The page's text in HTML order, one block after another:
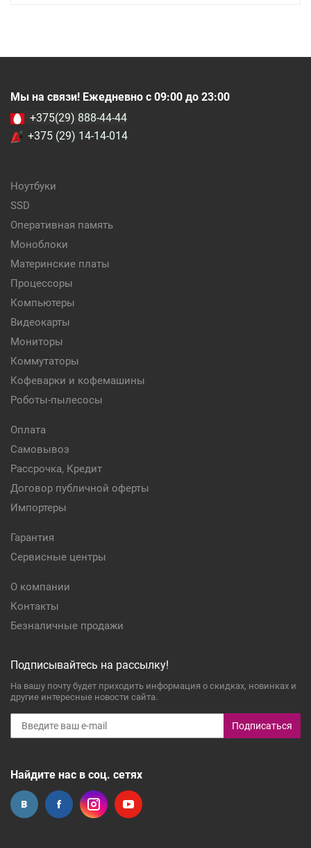
Мы на связи! Ежедневно с 09:00 до 23:00
+375(29) 888-44-44
+375 (29) 14-14-014
Ноутбуки
SSD
Оперативная память
Моноблоки
Материнские платы
Процессоры
Компьютеры
Видеокарты
Мониторы
Коммутаторы
Кофеварки и кофемашины
Роботы-пылесосы
Оплата
Самовывоз
Рассрочка, Кредит
Договор публичной оферты
Импортеры
Гарантия
Сервисные центры
О компании
Контакты
Безналичные продажи
Подписывайтесь на рассылку!
На вашу почту будет приходить информация о скидках, новинках и
другие интересные новости сайта.
Подписаться
Найдите нас в соц. сетях